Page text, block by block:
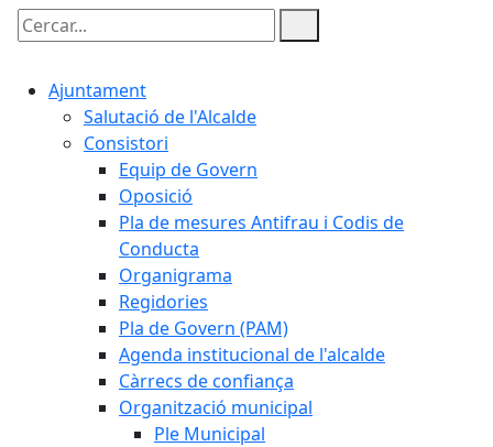
Cercar:
Ajuntament
Salutació de l'Alcalde
Consistori
Equip de Govern
Oposició
Pla de mesures Antifrau i Codis de
Conducta
Organigrama
Regidories
Pla de Govern (PAM)
Agenda institucional de l'alcalde
Càrrecs de confiança
Organització municipal
Ple Municipal